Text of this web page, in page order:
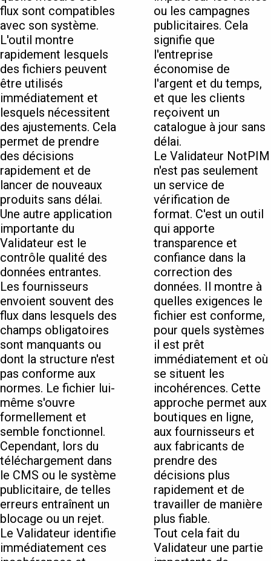
flux sont compatibles
avec son système.
L'outil montre
rapidement lesquels
des fichiers peuvent
être utilisés
immédiatement et
lesquels nécessitent
des ajustements. Cela
permet de prendre
des décisions
rapidement et de
lancer de nouveaux
produits sans délai.
Une autre application
importante du
Validateur est le
contrôle qualité des
données entrantes.
Les fournisseurs
envoient souvent des
flux dans lesquels des
champs obligatoires
sont manquants ou
dont la structure n'est
pas conforme aux
normes. Le fichier lui-
même s'ouvre
formellement et
semble fonctionnel.
Cependant, lors du
téléchargement dans
le CMS ou le système
publicitaire, de telles
erreurs entraînent un
blocage ou un rejet.
Le Validateur identifie
immédiatement ces
ou les campagnes
publicitaires. Cela
signifie que
l'entreprise
économise de
l'argent et du temps,
et que les clients
reçoivent un
catalogue à jour sans
délai.
Le Validateur NotPIM
n'est pas seulement
un service de
vérification de
format. C'est un outil
qui apporte
transparence et
confiance dans la
correction des
données. Il montre à
quelles exigences le
fichier est conforme,
pour quels systèmes
il est prêt
immédiatement et où
se situent les
incohérences. Cette
approche permet aux
boutiques en ligne,
aux fournisseurs et
aux fabricants de
prendre des
décisions plus
rapidement et de
travailler de manière
plus fiable.
Tout cela fait du
Validateur une partie